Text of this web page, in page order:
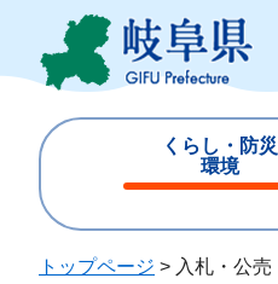
ジ
ュ
くらし・防災
環境
じ
トップページ > 入札・公売